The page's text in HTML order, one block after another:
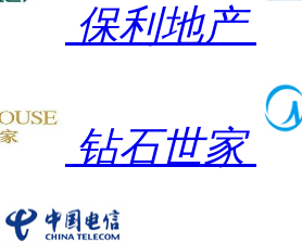
保利地产
钻石世家